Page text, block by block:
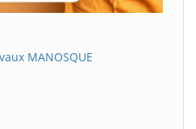
MANOSQUE